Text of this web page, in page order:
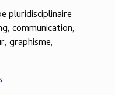
pluridisciplinaire
communication,
graphisme,